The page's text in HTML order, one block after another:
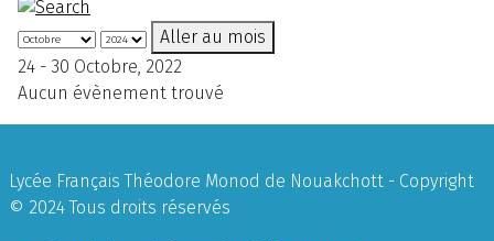
Aller au mois
24 - 30 Octobre, 2022
Aucun évènement trouvé
Lycée Français Théodore Monod de Nouakchott - Copyright
© 2024 Tous droits réservés